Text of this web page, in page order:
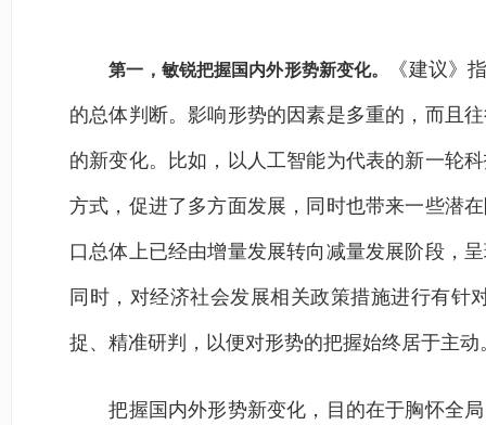
第一，敏锐把握国内外形势新变化。 《建议》
的总体判断。影响形势的因素是多重的，而且
的新变化。比如，以人工智能为代表的新一轮
方式，促进了多方面发展，同时也带来一些潜
口总体上已经由增量发展转向减量发展阶段，
同时，对经济社会发展相关政策措施进行有
捉、精准研判，以便对形势的把握始终居于主动
把握国内外形势新变化，目的在于胸怀全局